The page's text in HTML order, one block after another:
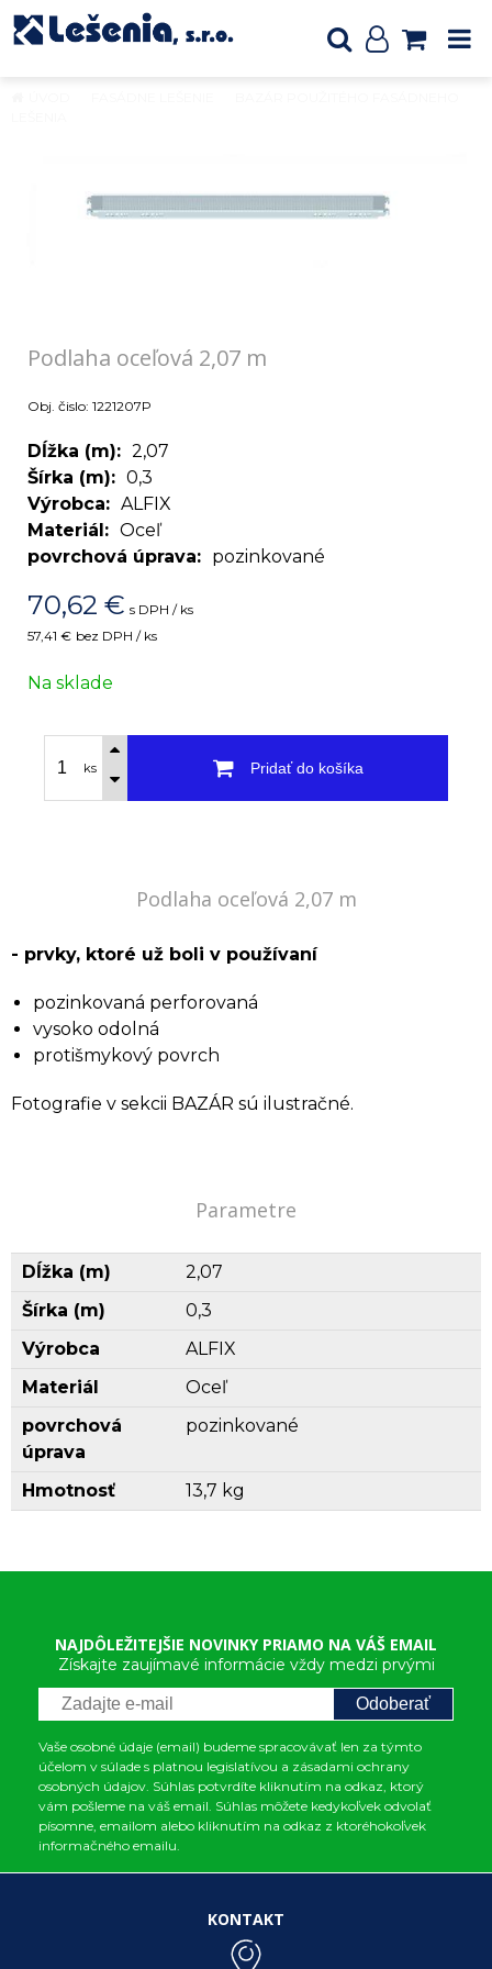
Podlaha oceľová 2,07 m
Obj. čislo: 1221207P
Dĺžka (m)
2,07
Šírka (m)
0,3
Výrobca
ALFIX
Materiál
Oceľ
povrchová úprava
pozinkované
70,62 € s DPH / ks
57,41 € bez DPH / ks
Na sklade
ks Pridať do košíka
Podlaha oceľová 2,07 m
- prvky, ktoré už boli v používaní
pozinkovaná perforovaná
vysoko odolná
protišmykový povrch
Fotografie v sekcii BAZÁR sú ilustračné.
Parametre
Dĺžka (m)
2,07
Šírka (m)
0,3
Výrobca
ALFIX
Materiál
Oceľ
povrchová
úprava
pozinkované
Hmotnosť 13,7 kg
NAJDÔLEŽITEJŠIE NOVINKY PRIAMO NA VÁŠ EMAIL
Získajte zaujímavé informácie vždy medzi prvými
Odoberať
Vaše osobné údaje (email) budeme spracovávať len za týmto
účelom v súlade s platnou legislatívou a zásadami ochrany
osobných údajov. Súhlas potvrdíte kliknutím na odkaz, ktorý
vám pošleme na váš email. Súhlas môžete kedykoľvek odvolať
písomne, emailom alebo kliknutím na odkaz z ktoréhokoľvek
informačného emailu.
KONTAKT